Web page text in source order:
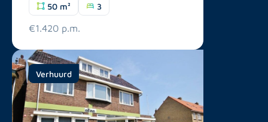
50 m² 3
€1.420 p.m.
Verhuurd